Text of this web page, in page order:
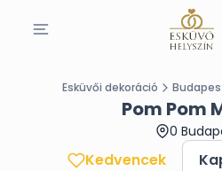
Esküvői dekoráció
Pom Pom
0
Kedvencek